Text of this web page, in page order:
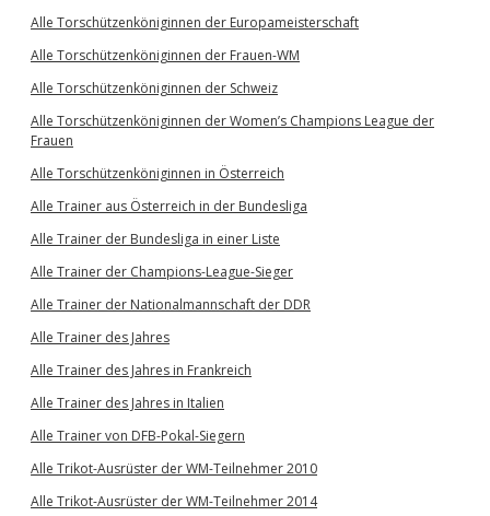
Alle Torschützenköniginnen der Europameisterschaft
Alle Torschützenköniginnen der Frauen-WM
Alle Torschützenköniginnen der Schweiz
Alle Torschützenköniginnen der Women’s Champions League der
Frauen
Alle Torschützenköniginnen in Österreich
Alle Trainer aus Österreich in der Bundesliga
Alle Trainer der Bundesliga in einer Liste
Alle Trainer der Champions-League-Sieger
Alle Trainer der Nationalmannschaft der DDR
Alle Trainer des Jahres
Alle Trainer des Jahres in Frankreich
Alle Trainer des Jahres in Italien
Alle Trainer von DFB-Pokal-Siegern
Alle Trikot-Ausrüster der WM-Teilnehmer 2010
Alle Trikot-Ausrüster der WM-Teilnehmer 2014